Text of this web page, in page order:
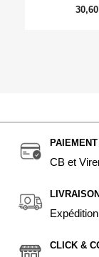
CB et
CLICK &